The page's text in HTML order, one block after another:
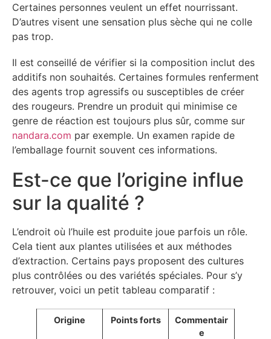
Certaines personnes veulent un effet nourrissant.
D’autres visent une sensation plus sèche qui ne colle
pas trop.
Il est conseillé de vérifier si la composition inclut des
additifs non souhaités. Certaines formules renferment
des agents trop agressifs ou susceptibles de créer
des rougeurs. Prendre un produit qui minimise ce
genre de réaction est toujours plus sûr, comme sur
nandara.com par exemple. Un examen rapide de
l’emballage fournit souvent ces informations.
Est-ce que l’origine influe
sur la qualité ?
L’endroit où l’huile est produite joue parfois un rôle.
Cela tient aux plantes utilisées et aux méthodes
d’extraction. Certains pays proposent des cultures
plus contrôlées ou des variétés spéciales. Pour s’y
retrouver, voici un petit tableau comparatif :
Origine Points forts
Commentair
e